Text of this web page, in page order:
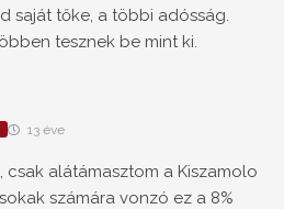
saját tőke, a többi adósság.
tesznek be mint ki.
13 éve
csak alátámasztom a Kiszamolo
számára vonzó ez a 8%